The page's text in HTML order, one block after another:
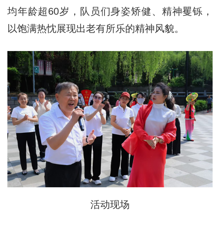
均年龄超60岁，队员们身姿矫健、精神矍铄，
以饱满热忱展现出老有所乐的精神风貌。
活动现场